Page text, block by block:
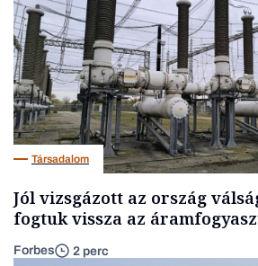
Társadalom
Jól vizsgázott az ország
fogtuk vissza az
Forbes 2 perc